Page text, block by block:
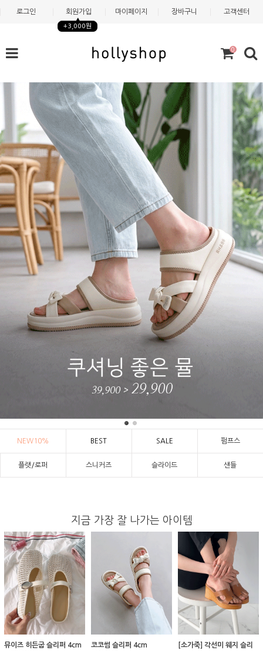
로그인 회원가입
+3,000원
마이페이지 장바구니 고객센터
0
NEW10% BEST SALE 펌프스
플랫/로퍼 스니커즈 슬라이드 샌들
지금 가장 잘 나가는 아이템
뮤이즈 히든굽 슬리퍼 4cm
코코썸 슬리퍼 4cm
[소가죽] 각선미 웨지 슬리